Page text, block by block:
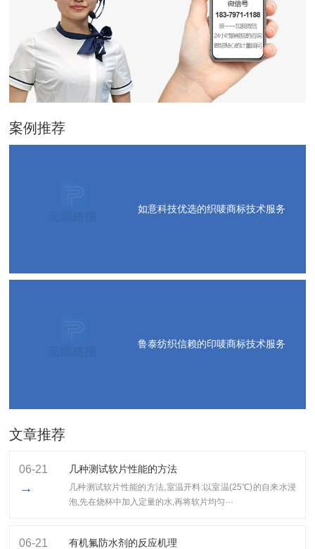
案例推荐
如意科技优选的织唛商标技术服务
鲁泰纺织信赖的印唛商标技术服务
文章推荐
06-21
→
几种测试软片性能的方法
几种测试软片性能的方法,室温开料:以室温(25℃)的自来水浸
泡,先在烧杯中加入定量的水,再将软片均匀···
06-21 有机氟防水剂的反应机理